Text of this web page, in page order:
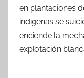
en plantaciones
indígenas se
enciende la
explotación